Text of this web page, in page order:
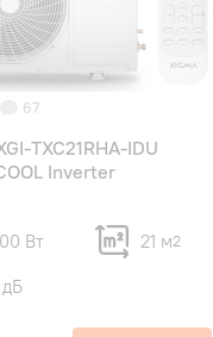
67
TXC21RHA-IDU
Inverter
Вт 21 м2